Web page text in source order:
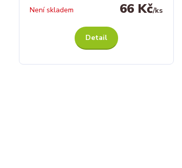
66 Kč/ks
Není skladem
Detail